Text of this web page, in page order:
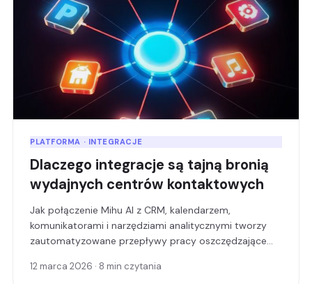
PLATFORMA · INTEGRACJE
Dlaczego integracje są tajną bronią
wydajnych centrów kontaktowych
Jak połączenie Mihu AI z CRM, kalendarzem,
komunikatorami i narzędziami analitycznymi tworzy
zautomatyzowane przepływy pracy oszczędzające
12 marca 2026 · 8 min czytania